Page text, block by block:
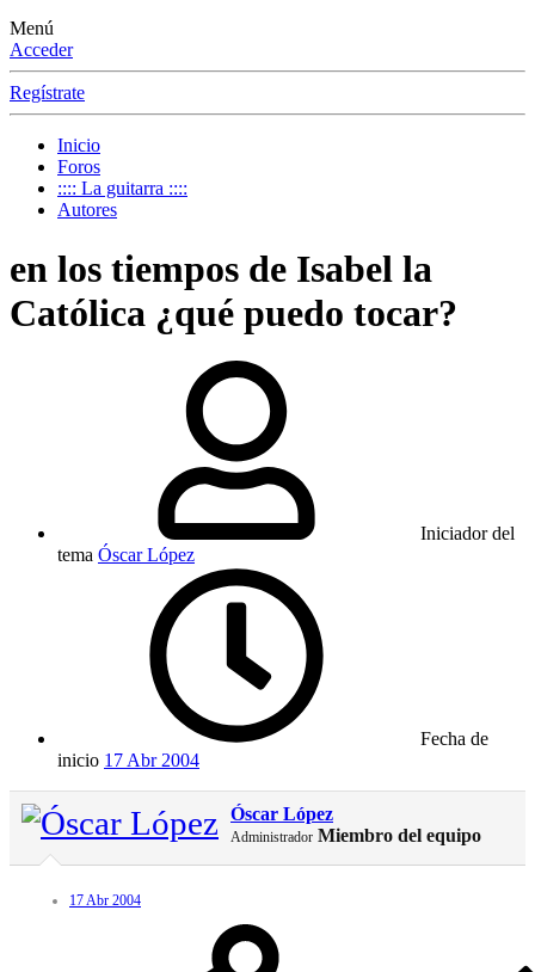
Menú
Acceder
Regístrate
Inicio
Foros
:::: La guitarra ::::
Autores
en los tiempos de Isabel la
Católica ¿qué puedo tocar?
Iniciador del
tema Óscar López
Fecha de
inicio 17 Abr 2004
Óscar López
Administrador Miembro del equipo
17 Abr 2004